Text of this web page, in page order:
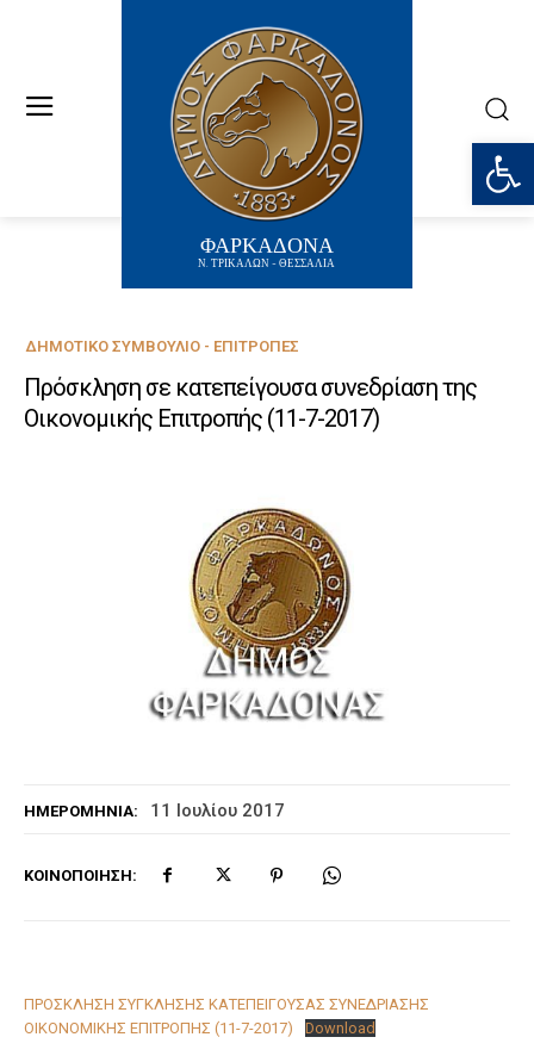
ΦΑΡΚΑΔΟΝΑ
Ν. ΤΡΙΚΑΛΩΝ - ΘΕΣΣΑΛΙΑ
ΗΜΕΡΟΜΗΝΊΑ: 11 Ιουλίου 2017
ΚΟΙΝΟΠΟΊΗΣΗ:
ΔΗΜΟΤΙΚΌ ΣΥΜΒΟΎΛΙΟ - ΕΠΙΤΡΟΠΈΣ
Πρόσκληση σε κατεπείγουσα συνεδρίαση της
Οικονομικής Επιτροπής (11-7-2017)
ΠΡΟΣΚΛΗΣΗ ΣΥΓΚΛΗΣΗΣ ΚΑΤΕΠΕΙΓΟΥΣΑΣ ΣΥΝΕΔΡΙΑΣΗΣ
ΟΙΚΟΝΟΜΙΚΗΣ ΕΠΙΤΡΟΠΗΣ (11-7-2017)
Download